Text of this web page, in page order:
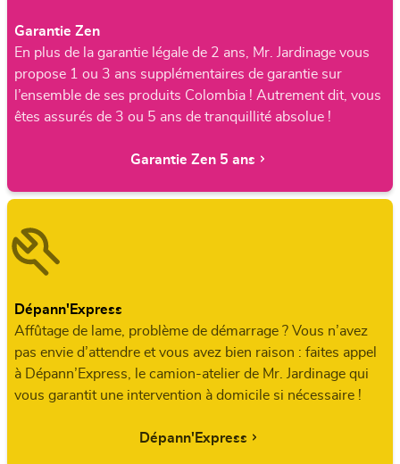
Garantie Zen
En plus de la garantie légale de 2 ans, Mr. Jardinage vous
propose 1 ou 3 ans supplémentaires de garantie sur
l’ensemble de ses produits Colombia ! Autrement dit, vous
êtes assurés de 3 ou 5 ans de tranquillité absolue !
Garantie Zen 5 ans
Dépann'Express
Affûtage de lame, problème de démarrage ? Vous n’avez
pas envie d’attendre et vous avez bien raison : faites appel
à Dépann’Express, le camion-atelier de Mr. Jardinage qui
vous garantit une intervention à domicile si nécessaire !
Dépann'Express